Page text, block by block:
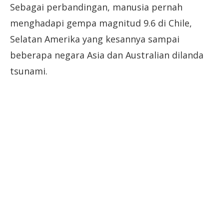
Sebagai perbandingan, manusia pernah
menghadapi gempa magnitud 9.6 di Chile,
Selatan Amerika yang kesannya sampai
beberapa negara Asia dan Australian dilanda
tsunami.